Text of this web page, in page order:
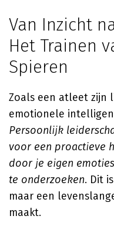
Van Inzicht
Het Trainen
Spieren
Zoals een atleet zijn
emotionele
Persoonlijk
voor een proactieve
door je eigen
te onderzoeken. Dit
maar een
maakt.